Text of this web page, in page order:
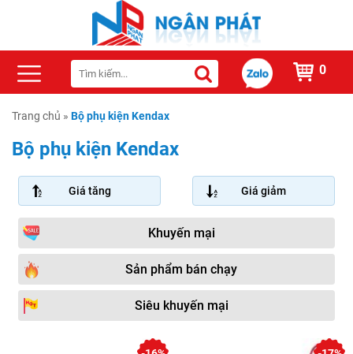
0
Trang chủ » Bộ phụ kiện Kendax
Bộ phụ kiện Kendax
Giá tăng Giá giảm
Khuyến mại
Sản phẩm bán chạy
Siêu khuyến mại